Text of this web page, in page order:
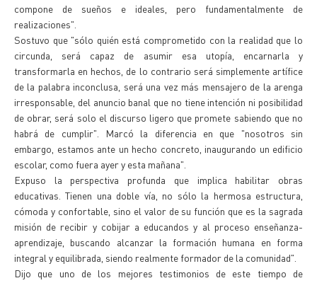
compone de sueños e ideales, pero fundamentalmente de
realizaciones".
Sostuvo que "sólo quién está comprometido con la realidad que lo
circunda, será capaz de asumir esa utopía, encarnarla y
transformarla en hechos, de lo contrario será simplemente artífice
de la palabra inconclusa, será una vez más mensajero de la arenga
irresponsable, del anuncio banal que no tiene intención ni posibilidad
de obrar, será solo el discurso ligero que promete sabiendo que no
habrá de cumplir". Marcó la diferencia en que "nosotros sin
embargo, estamos ante un hecho concreto, inaugurando un edificio
escolar, como fuera ayer y esta mañana".
Expuso la perspectiva profunda que implica habilitar obras
educativas. Tienen una doble vía, no sólo la hermosa estructura,
cómoda y confortable, sino el valor de su función que es la sagrada
misión de recibir y cobijar a educandos y al proceso enseñanza-
aprendizaje, buscando alcanzar la formación humana en forma
integral y equilibrada, siendo realmente formador de la comunidad".
Dijo que uno de los mejores testimonios de este tiempo de